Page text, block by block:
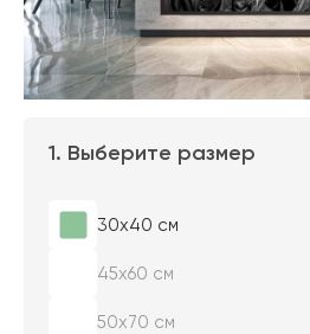
1. Выберите размер
30х40 см
45х60 см
50х70 см